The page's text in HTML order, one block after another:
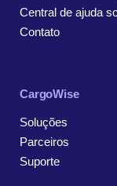
Central de ajuda
Contato
CargoWise
Soluções
Parceiros
Suporte